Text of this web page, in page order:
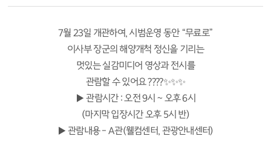
7월 23일 개관하여, 시범운영 동안 “무료로”
이사부 장군의 해양개척 정신을 기리는
멋있는 실감미디어 영상과 전시를
관람할 수 있어요 ????✨✨✨
​ ▶ 관람시간 : 오전 9시 ~ 오후 6시
(마지막 입장시간 오후 5시 반)
▶ 관람내용 - A관(웰컴센터, 관광안내센터)